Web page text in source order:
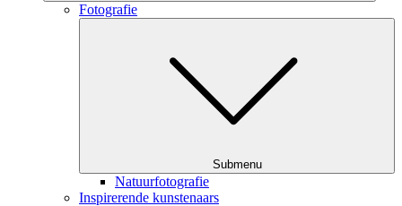
Fotografie
Submenu
Natuurfotografie
Inspirerende kunstenaars